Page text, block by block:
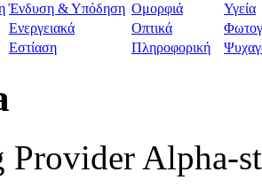
Ένδυση & Υπόδηση Ομορφιά
Υγεία
Ενεργειακά Οπτικά
Εστίαση Πληροφορική
Provider Alpha-